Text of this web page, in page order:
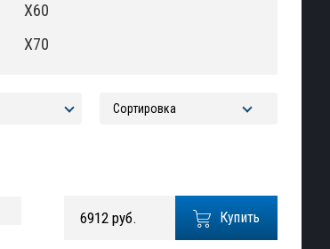
X60
X70
Купить
6912 руб.